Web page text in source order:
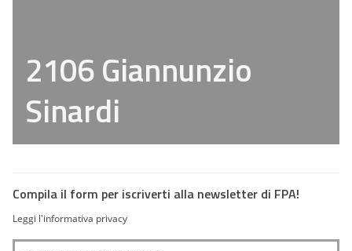
2106 Giannunzio
Sinardi
Compila il form per iscriverti alla newsletter di FPA!
Leggi l'informativa privacy